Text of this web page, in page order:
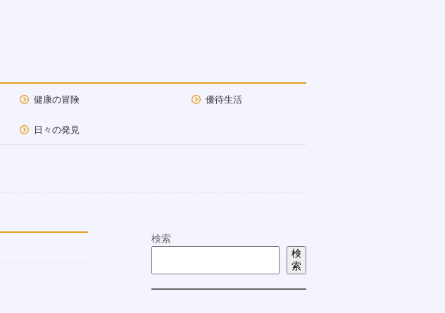
健康の冒険 優待生活
日々の発見
検索
検
索